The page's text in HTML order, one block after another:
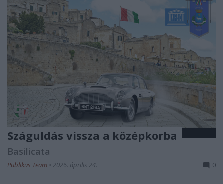
Száguldás vissza a középkorba
Basilicata
Publikus Team • 2026. április 24. 0